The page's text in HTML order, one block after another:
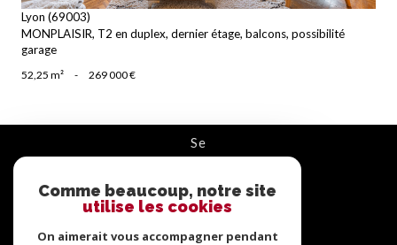
Lyon (69003)
MONPLAISIR, T2 en duplex, dernier étage, balcons, possibilité
garage
52,25 m² - 269 000 €
se
connecter
ESPACE PROPRIÉTAIRE
nous
Comme beaucoup, notre site
utilise les cookies
On aimerait vous accompagner pendant